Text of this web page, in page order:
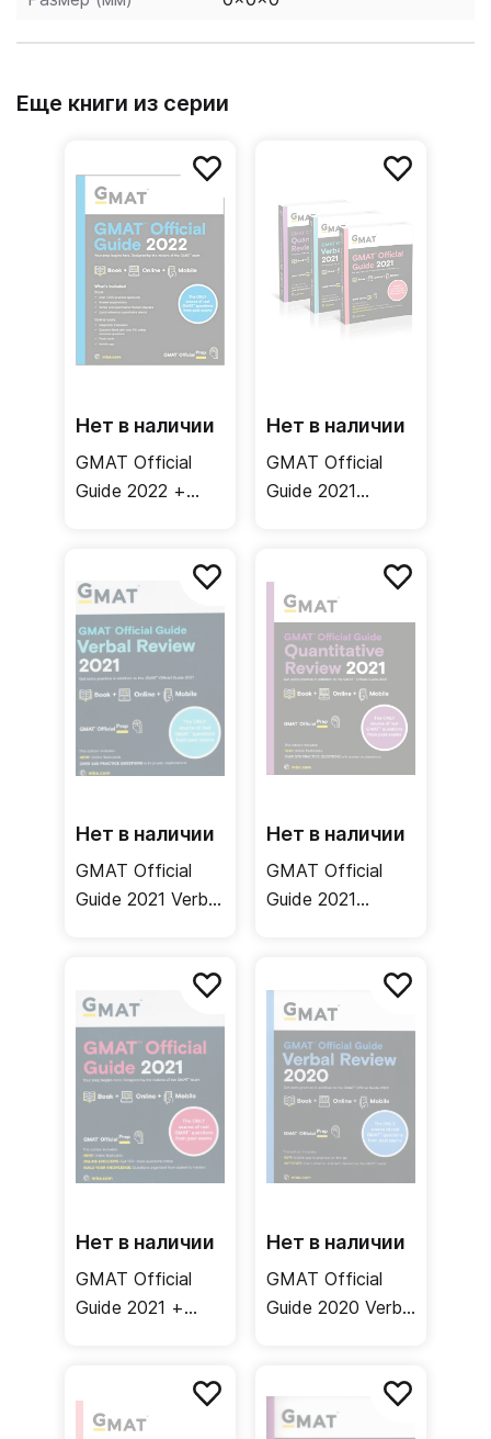
уникальных тестов с вопросами, на которых
Еще книги из серии
Нет в наличии
GMAT Official
Guide 2022 +
Нет в наличии
GMAT Official
Guide 2021
Нет в наличии
GMAT Official
Guide 2021 Verbal
Нет в наличии
GMAT Official
Guide 2021
Нет в наличии
GMAT Official
Guide 2021 +
Нет в наличии
GMAT Official
Guide 2020 Verbal